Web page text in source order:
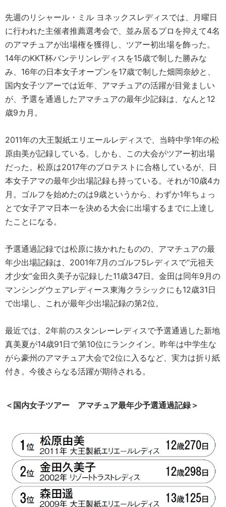
先週のリシャール・ミル ヨネックスレディスでは、月曜日
に行われた主催者推薦選考会で、並み居るプロを抑えて4名
のアマチュアが出場権を獲得し、ツアー初出場を飾った。
14年のKKT杯バンテリンレディスを15歳で制した勝みな
み、16年の日本女子オープンを17歳で制した畑岡奈紗と、
国内女子ツアーでは近年、アマチュアの活躍が目覚ましい
が、予選を通過したアマチュアの最年少記録は、なんと12
歳9カ月。
2011年の大王製紙エリエールレディスで、当時中学1年の松
原由美が記録している。しかも、この大会がツアー初出場
だった。松原は2017年のプロテストに合格しているが、日
本女子アマの最年少出場記録も持っている。それが10歳4カ
月。ゴルフを始めたのは9歳というから、わずか1年ちょっ
とで女子アマ日本一を決める大会に出場するまでに上達し
たことになる。
予選通過記録では松原に抜かれたものの、アマチュアの最
年少出場記録は、2001年7月のゴルフ5レディスで“元祖天
才少女”金田久美子が記録した11歳347日。金田は同年9月の
マンシングウェアレディース東海クラシックにも12歳31日
で出場し、これが最年少出場記録の第2位。
最近では、2年前のスタンレーレディスで予選通過した新地
真美夏が14歳91日で第10位にランクイン。昨年は中学生な
がら豪州のアマチュア大会で2位に入るなど、実力は折り紙
付き。今後さらなる活躍が期待される。
＜国内女子ツアー アマチュア最年少予選通過記録＞